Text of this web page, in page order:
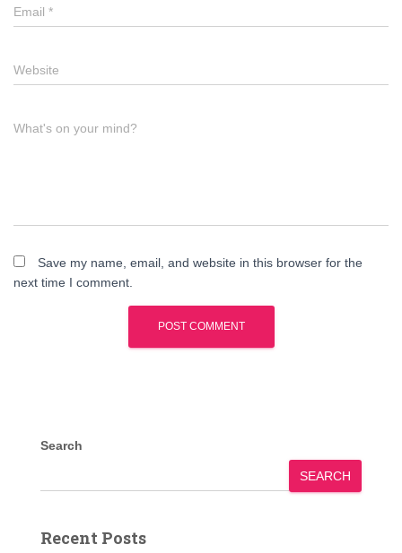
Email *
Website
What's on your mind?
Save my name, email, and website in this browser for the
next time I comment.
Search
SEARCH
Recent Posts